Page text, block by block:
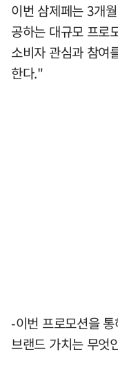
이번 삼제페는 3개
공하는 대규모 프로
소비자 관심과 참여
한다."
-이번 프로모션을
브랜드 가치는 무엇